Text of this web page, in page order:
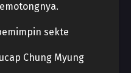
sekte
Chung Myung